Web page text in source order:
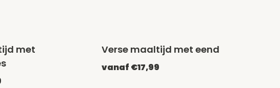
met
Verse maaltijd met eend
vanaf €17,99